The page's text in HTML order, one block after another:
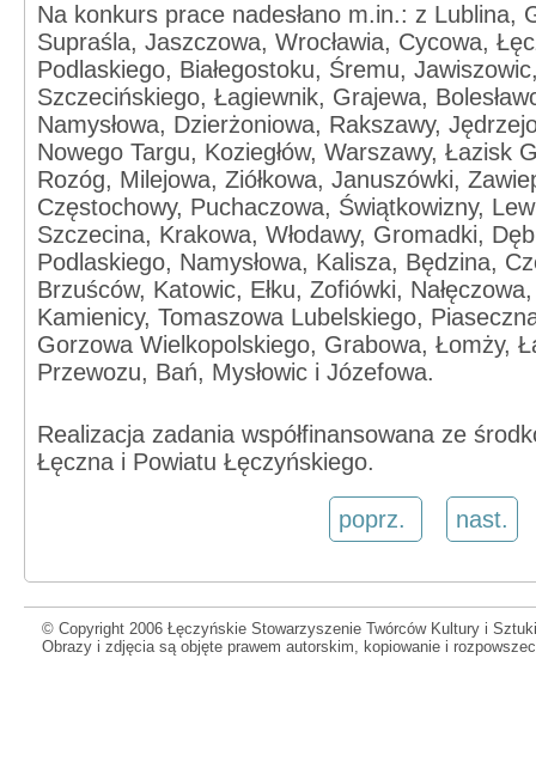
Na konkurs prace nadesłano m.in.: z Lublina,
Supraśla, Jaszczowa, Wrocławia, Cycowa,
Podlaskiego, Białegostoku, Śremu,
Szczecińskiego, Łagiewnik, Grajewa,
Namysłowa, Dzierżoniowa, Rakszawy,
Nowego Targu, Koziegłów, Warszawy, Łazisk
Rozóg, Milejowa, Ziółkowa, Januszówki,
Częstochowy, Puchaczowa, Świątkowizny,
Szczecina, Krakowa, Włodawy, Gromadki,
Podlaskiego, Namysłowa, Kalisza, Będzina,
Brzuśców, Katowic, Ełku, Zofiówki,
Kamienicy, Tomaszowa Lubelskiego,
Gorzowa Wielkopolskiego, Grabowa, Łomży,
Przewozu, Bań, Mysłowic i Józefowa.
Realizacja zadania współfinansowana ze
Łęczna i Powiatu Łęczyńskiego.
poprz. nast.
© Copyright 2006 Łęczyńskie Stowarzyszenie Twórców Kultury i
Obrazy i zdjęcia są objęte prawem autorskim, kopiowanie i